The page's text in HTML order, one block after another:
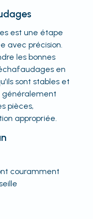
est une étape
avec précision.
les bonnes
en
sont stables et
généralement
pièces,
appropriée.
couramment